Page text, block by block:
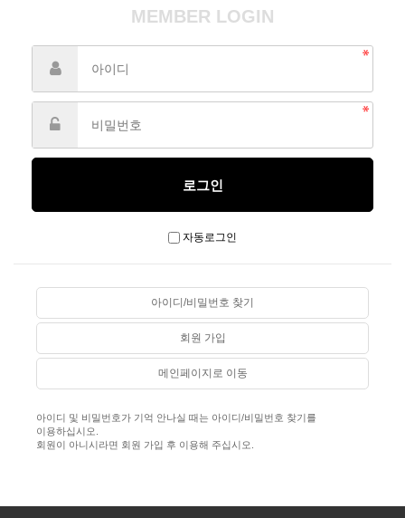
MEMBER LOGIN
자동로그인
아이디/비밀번호 찾기
회원 가입
메인페이지로 이동
아이디 및 비밀번호가 기억 안나실 때는 아이디/비밀번호 찾기를
이용하십시오.
회원이 아니시라면 회원 가입 후 이용해 주십시오.